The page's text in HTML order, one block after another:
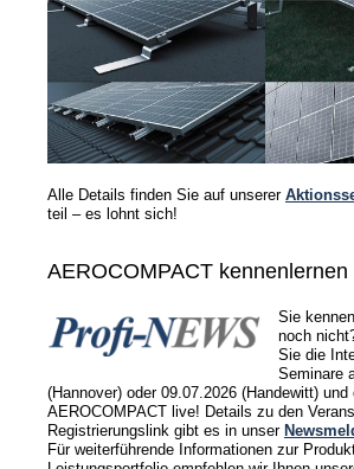
Alle Details finden Sie auf unserer
teil – es lohnt sich!
AEROCOMPACT kennenlernen
Sie
noch
Sie die
Seminare
(Hannover) oder 09.07.2026 (Handewitt) und
AEROCOMPACT live! Details zu den
Registrierungslink gibt es in unser
Für weiterführende Informationen zur